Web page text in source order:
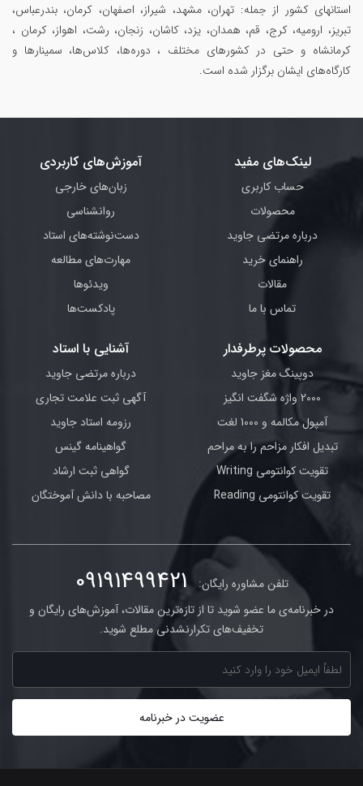
استانهای کشور از جمله: تهران، مشهد، شیراز، اصفهان، کرمان، بندرعباس،
تبریز، ارومیه، کرج، قم، همدان، یزد، کاشان، زنجان، رشت، اهواز، کرمان ،
کرمانشاه و حتی در کشورهای مختلف ، دوره‌ها، کلاس‌ها، سمینار‌ها و
کارگاه‌های ایشان برگزار شده است.
لینک‌های مفید
حساب کاربری
محصولات
درباره مرتضی جاوید
راهنمای خرید
مقالات
تماس با ما
آموزش‌های کاربردی
زبان‌های خارجی
روانشناسی
دست‌نوشته‌های استاد
مهارت‌های مطالعه
ویدئوها
پادکست‌ها
محصولات پرطرفدار
دوپینگ مغز جاوید
2000 واژه شگفت انگیز
آمپول مکالمه و 1000 لغت
تبدیل افکار مزاحم را به مراحم
تقویت کوانتومی Writing
تقویت کوانتومی Reading
آشنایی با استاد
درباره مرتضی جاوید
آگهی ثبت علامت تجاری
رزومه استاد جاوید
گواهینامه گینس
گواهی ثبت ارشاد
مصاحبه با دانش آموختگان
تلفن مشاوره رایگان: 09191499421
در خبرنامه‌ی ما عضو شوید تا از تازه‌ترین مقالات، آموزش‌های رایگان و
تخفیف‌های تکرارنشدنی مطلع شوید.